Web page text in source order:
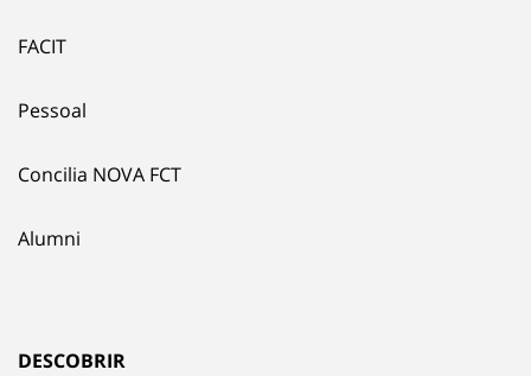
FACIT
Pessoal
Concilia NOVA FCT
Alumni
DESCOBRIR